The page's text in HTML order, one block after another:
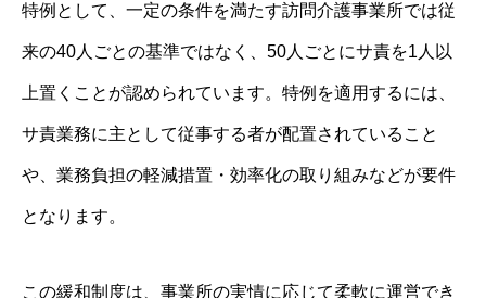
特例として、一定の条件を満たす訪問介護事業所では従
来の40人ごとの基準ではなく、50人ごとにサ責を1人以
上置くことが認められています。特例を適用するには、
サ責業務に主として従事する者が配置されていること
や、業務負担の軽減措置・効率化の取り組みなどが要件
となります。
この緩和制度は、事業所の実情に応じて柔軟に運営でき